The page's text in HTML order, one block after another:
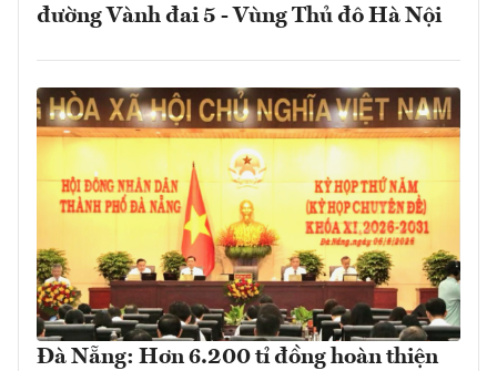
đường Vành đai 5 - Vùng Thủ đô Hà Nội
Đà Nẵng: Hơn 6.200 tỉ đồng hoàn thiện